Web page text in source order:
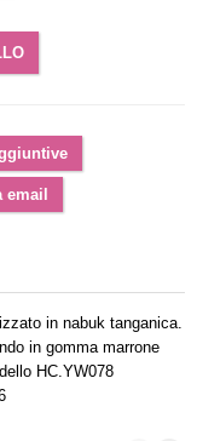
in nabuk tanganica.
in gomma marrone
HC.YW078